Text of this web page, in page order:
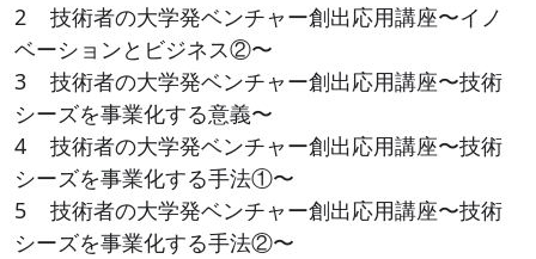
2 技術者の大学発ベンチャー創出応用講座〜イノ
ベーションとビジネス②〜
3 技術者の大学発ベンチャー創出応用講座〜技術
シーズを事業化する意義〜
4 技術者の大学発ベンチャー創出応用講座〜技術
シーズを事業化する手法①〜
5 技術者の大学発ベンチャー創出応用講座〜技術
シーズを事業化する手法②〜